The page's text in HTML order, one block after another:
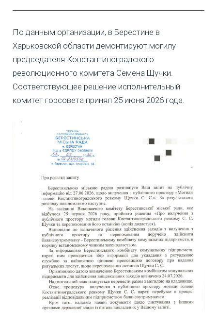
По данным организации, в Берестине в
Харьковской области демонтируют могилу
председателя Константиноградского
революционного комитета Семена Щучки.
Соответствующее решение исполнительный
комитет горсовета принял 25 июня 2026 года.